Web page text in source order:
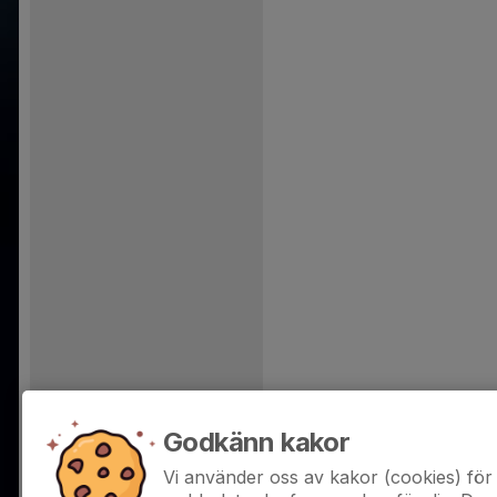
Godkänn kakor
Vi använder oss av kakor (cookies)